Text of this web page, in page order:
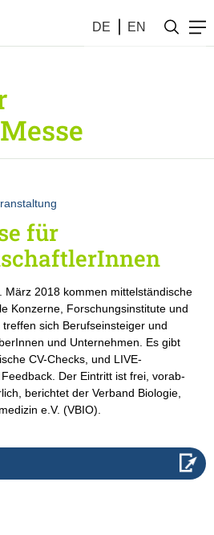
DE EN
für
März 2018 kommen mittelständische
Konzerne, Forschungsinstitute und
sich Berufseinsteiger und
und Unternehmen. Es gibt
CV-Checks, und LIVE-
Der Eintritt ist frei, vorab-
berichtet der Verband Biologie,
e.V. (VBIO).